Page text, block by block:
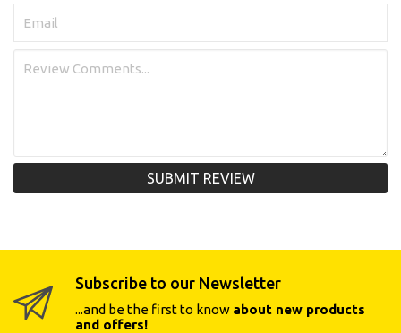
SUBMIT REVIEW
Subscribe to our Newsletter
...and be the first to know about new products
and offers!